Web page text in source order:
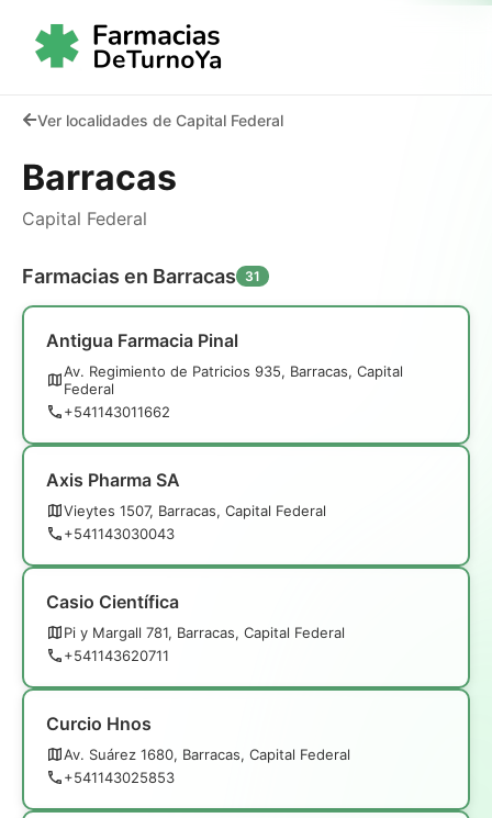
Ver localidades de Capital Federal
Barracas
Capital Federal
Farmacias en Barracas 31
Antigua Farmacia Pinal
Av. Regimiento de Patricios 935, Barracas, Capital
Federal
+541143011662
Axis Pharma SA
Vieytes 1507, Barracas, Capital Federal
+541143030043
Casio Científica
Pi y Margall 781, Barracas, Capital Federal
+541143620711
Curcio Hnos
Av. Suárez 1680, Barracas, Capital Federal
+541143025853